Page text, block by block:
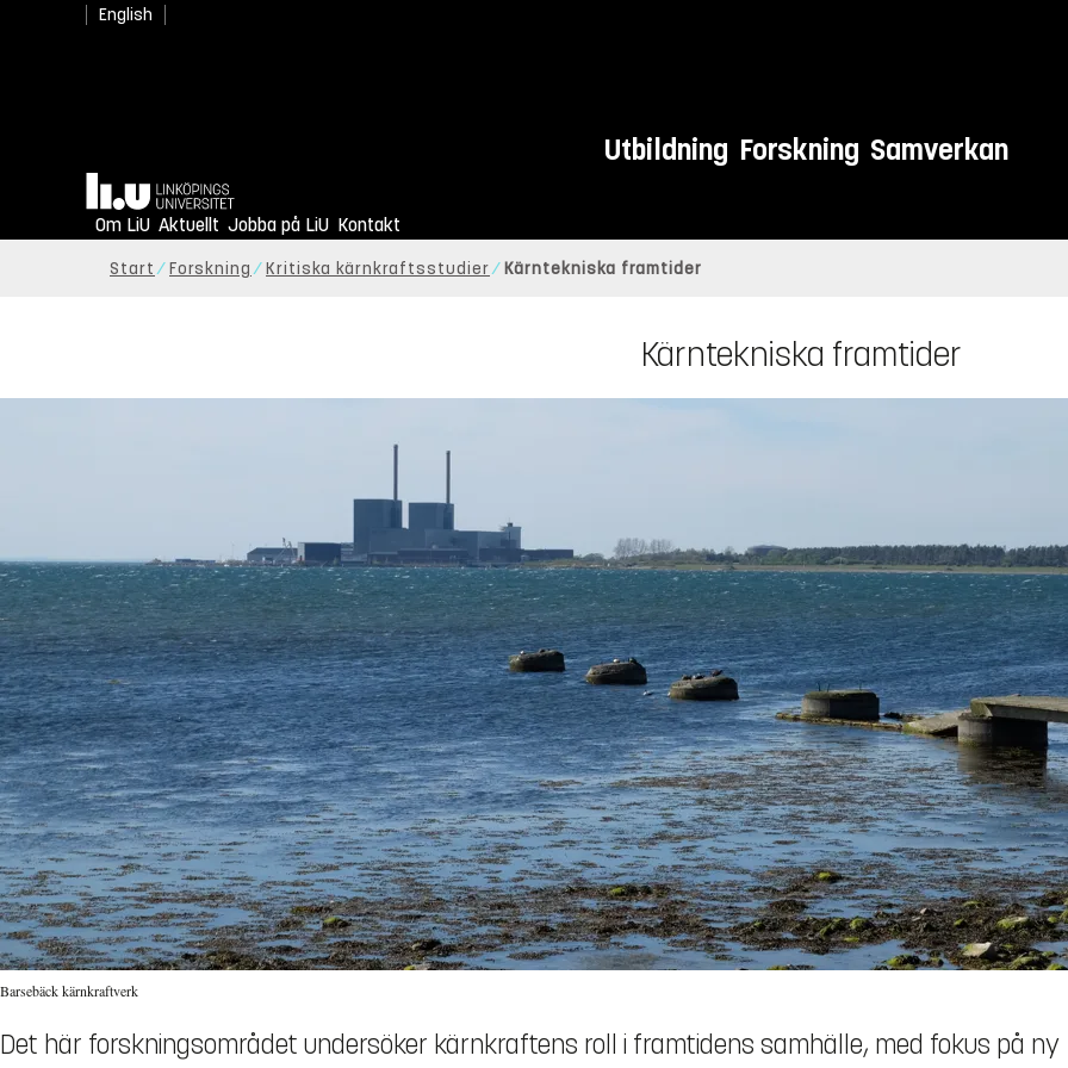
English
Utbildning Forskning Samverkan
Hem
Om LiU Aktuellt Jobba på LiU Kontakt
Start Forskning Kritiska kärnkraftsstudier Kärntekniska framtider
Kärntekniska framtider
Barsebäck kärnkraftverk
Det här forskningsområdet undersöker kärnkraftens roll i framtidens samhälle, med fokus på ny